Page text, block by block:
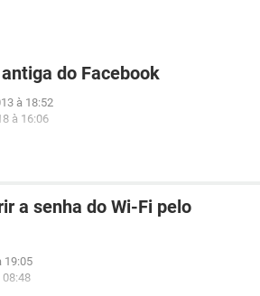
do Facebook
à 18:52
à 16:06
a senha do Wi-Fi pelo
19:05
08:48